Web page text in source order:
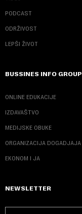
PODCAST
ODRŽIVOST
LEPŠI ŽIVOT
BUSSINES INFO GROUP
ONLINE EDUKACIJE
IZDAVAŠTVO
MEDIJSKE OBUKE
ORGANIZACIJA DOGADJAJA
EKONOM I JA
NEWSLETTER